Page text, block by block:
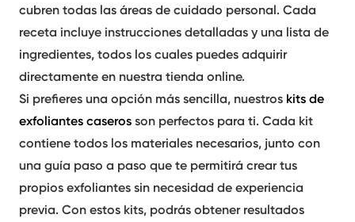
cubren todas las áreas de cuidado personal. Cada
receta incluye instrucciones detalladas y una lista de
ingredientes, todos los cuales puedes adquirir
directamente en nuestra tienda online.
Si prefieres una opción más sencilla, nuestros kits de
exfoliantes caseros son perfectos para ti. Cada kit
contiene todos los materiales necesarios, junto con
una guía paso a paso que te permitirá crear tus
propios exfoliantes sin necesidad de experiencia
previa. Con estos kits, podrás obtener resultados